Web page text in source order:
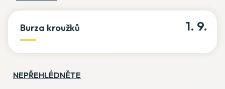
Burza kroužků 1. 9.
NEPŘEHLÉDNĚTE